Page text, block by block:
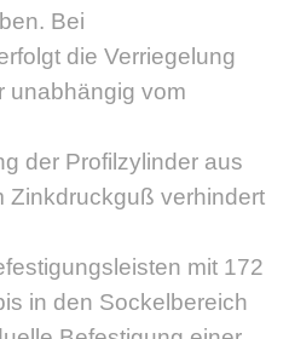
Bei
die Verriegelung
unabhängig vom
der Profilzylinder aus
Zinkdruckguß verhindert
mit 172
in den Sockelbereich